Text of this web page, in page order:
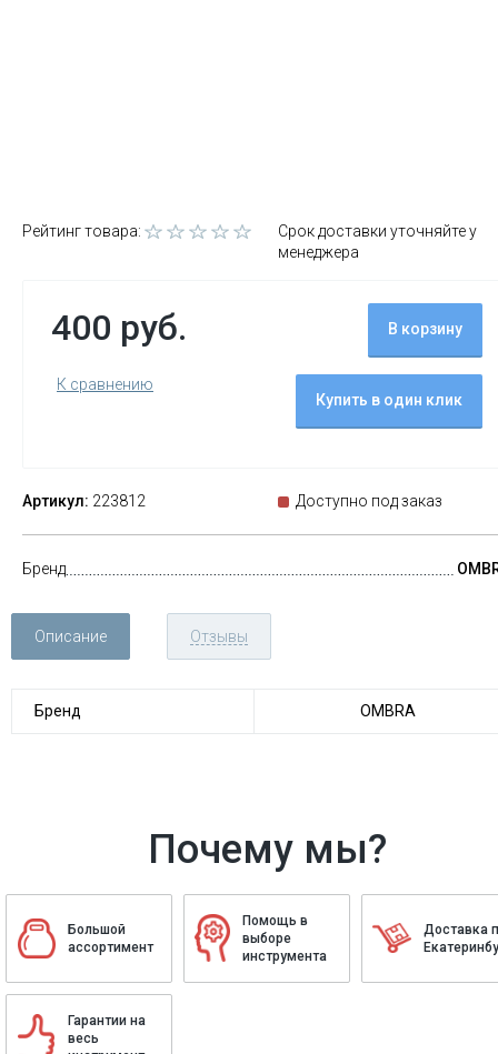
Рейтинг товара:
Срок доставки уточняйте у
менеджера
400 руб.
К сравнению
В корзину
Купить в один клик
Артикул: 223812 Доступно под заказ
Бренд
Описание Отзывы
Бренд OMBRA
Почему мы?
Большой
ассортимент
Помощь в
выборе
инструмента
Доставка
Гарантии на
весь